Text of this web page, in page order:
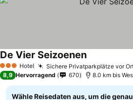
3 SterneHotel Sichere Privatparkplätze vor
De Vier Seizoenen
8,9 Hervorragend 670 8.0 km bis
Wähle Reisedaten aus, um die